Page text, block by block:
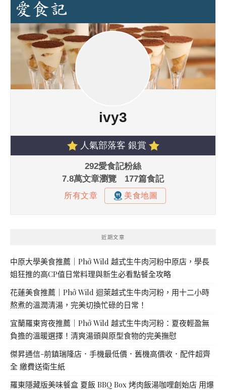
近期文章
中原大學美食推薦｜Phở Wild 越式生牛肉河粉中原店，學長
姐狂推的高CP值日常料理與新生必看點餐全攻略
花蓮美食推薦｜Phở Wild 迴萊越式生牛肉河粉，用十二小時
熬煮的溫潤清湯，完美切換忙碌的日常！
宜蘭羅東宵夜推薦｜Phở Wild 越式生牛肉河粉：夏夜輕盈無
負擔的溫暖選擇！清爽湯頭與原型食物的完美撫慰
傑昇通信-前鎮瑞隆店．手機最低價．舊機高價收．配件超齊
全 繳費送衛生紙
羅東隱藏版美味餐盒 夏飯 BBQ Box 烤肉飯湯咖哩創始店 用爆